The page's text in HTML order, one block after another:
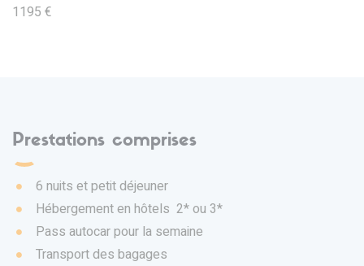
1195 €
Prestations comprises
6 nuits et petit déjeuner
Hébergement en hôtels 2* ou 3*
Pass autocar pour la semaine
Transport des bagages